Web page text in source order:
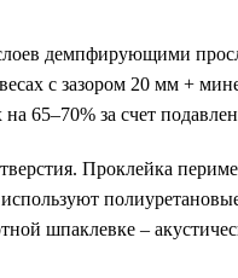
демпфирующими
с зазором 20 мм +
65–70% за счет
Проклейка
шпаклевке –